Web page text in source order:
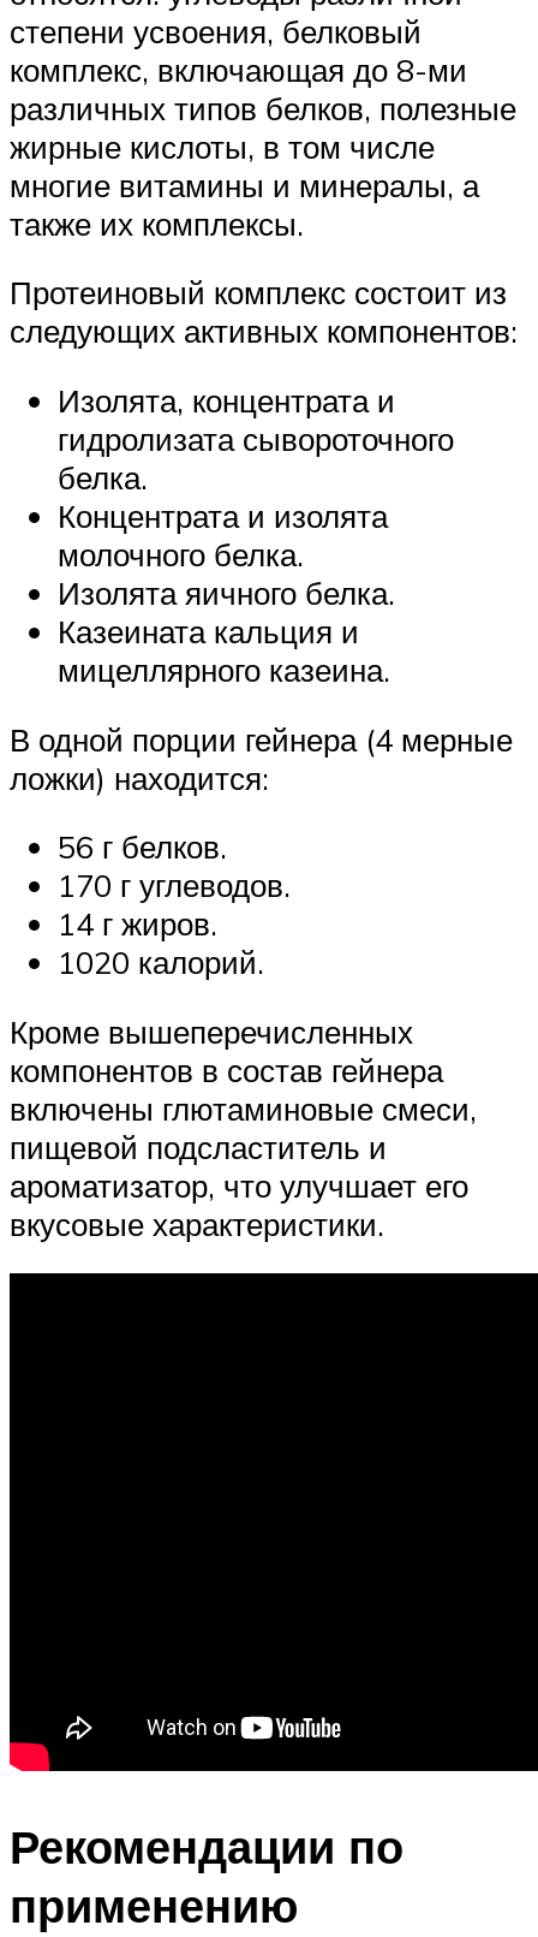
степени усвоения, белковый
комплекс, включающая до 8-ми
различных типов белков, полезные
жирные кислоты, в том числе
многие витамины и минералы, а
также их комплексы.
Протеиновый комплекс состоит из
следующих активных компонентов:
Изолята, концентрата и
гидролизата сывороточного
белка.
Концентрата и изолята
молочного белка.
Изолята яичного белка.
Казеината кальция и
мицеллярного казеина.
В одной порции гейнера (4 мерные
ложки) находится:
56 г белков.
170 г углеводов.
14 г жиров.
1020 калорий.
Кроме вышеперечисленных
компонентов в состав гейнера
включены глютаминовые смеси,
пищевой подсластитель и
ароматизатор, что улучшает его
вкусовые характеристики.
Рекомендации по
применению